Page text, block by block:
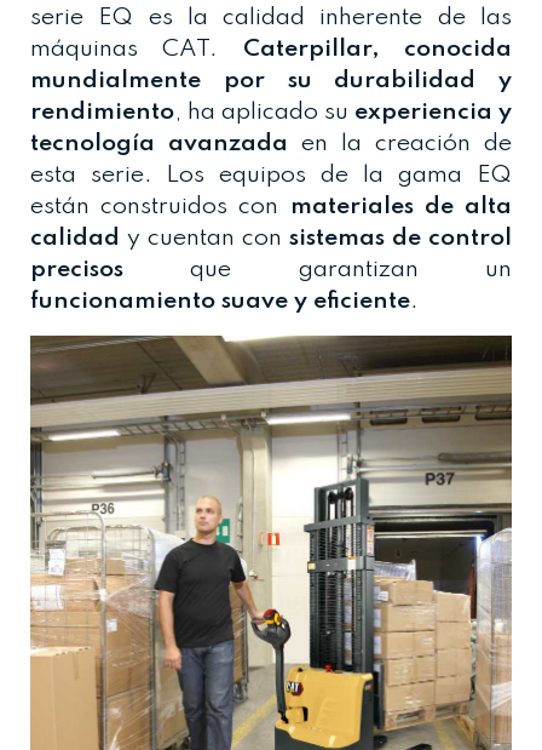
serie EQ es la calidad inherente de las
máquinas CAT. Caterpillar, conocida
mundialmente por su durabilidad y
rendimiento, ha aplicado su experiencia y
tecnología avanzada en la creación de
esta serie. Los equipos de la gama EQ
están construidos con
materiales de alta
calidad y cuentan con sistemas de control
precisos que garantizan un
funcionamiento suave y eficiente.